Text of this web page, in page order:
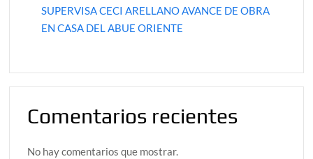
SUPERVISA CECI ARELLANO AVANCE DE OBRA
EN CASA DEL ABUE ORIENTE
Comentarios recientes
No hay comentarios que mostrar.